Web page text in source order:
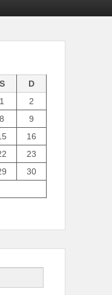
S
D
1
2
8
9
16
23
30